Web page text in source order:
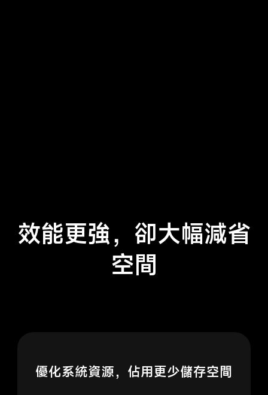
效能更強，卻大幅減省
空間
優化系統資源，佔用更少儲存空間